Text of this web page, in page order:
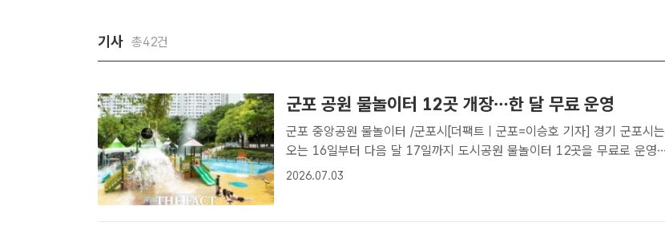
기사 총42건
군포 공원 물놀이터 12곳 개장…한 달 무료 운영
군포 중앙공원 물놀이터 /군포시[더팩트ㅣ군포=이승호 기자] 경기 군포시는
오는 16일부터 다음 달 17일까지 도시공원 물놀이터 12곳을 무료로 운영
한다고 3일 밝혔다.이용 대상은 초등학교 6학년 이하 어린이이며, 운영시간
2026.07.03